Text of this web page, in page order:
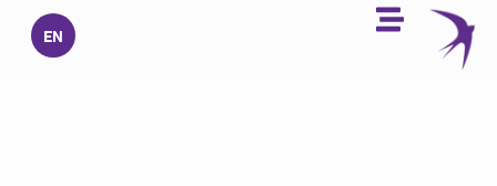
تخطي
المحتوى
EN